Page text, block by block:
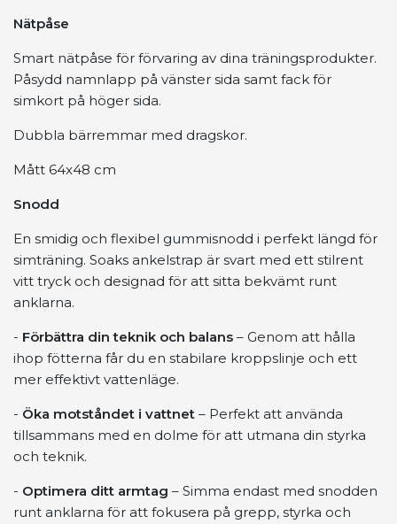
Nätpåse
Smart nätpåse för förvaring av dina träningsprodukter.
Påsydd namnlapp på vänster sida samt fack för
simkort på höger sida.
Dubbla bärremmar med dragskor.
Mått 64x48 cm
Snodd
En smidig och flexibel gummisnodd i perfekt längd för
simträning. Soaks ankelstrap är svart med ett stilrent
vitt tryck och designad för att sitta bekvämt runt
anklarna.
- Förbättra din teknik och balans – Genom att hålla
ihop fötterna får du en stabilare kroppslinje och ett
mer effektivt vattenläge.
- Öka motståndet i vattnet – Perfekt att använda
tillsammans med en dolme för att utmana din styrka
och teknik.
- Optimera ditt armtag – Simma endast med snodden
runt anklarna för att fokusera på grepp, styrka och